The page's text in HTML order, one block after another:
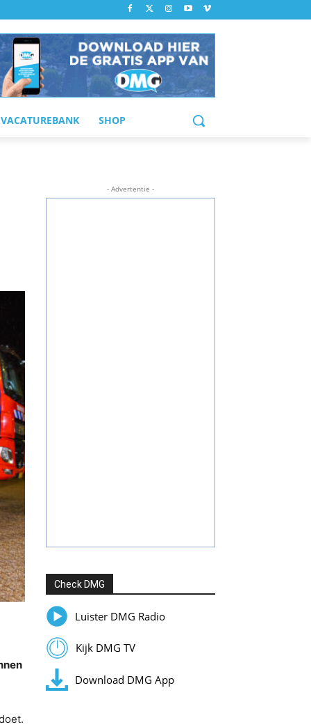
VACATUREBANK SHOP
- Advertentie -
Check DMG
Luister DMG Radio
Kijk DMG TV
Download DMG App